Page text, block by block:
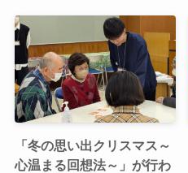
「冬の思い出クリスマス～
心温まる回想法～」が行わ